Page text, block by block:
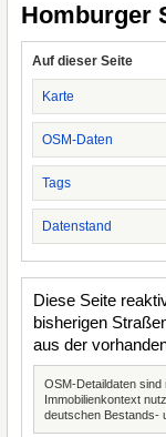
Homburger
Auf dieser Seite
Karte
OSM-Daten
Tags
Datenstand
Diese Seite
bisherigen
aus der
OSM-Detaildaten
Immobilienkontext
deutschen Bestands-